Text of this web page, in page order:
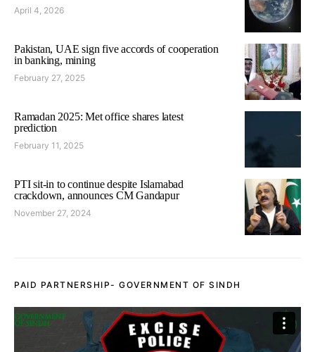
April 4, 2026
Pakistan, UAE sign five accords of cooperation
in banking, mining
February 27, 2025
Ramadan 2025: Met office shares latest
prediction
February 11, 2025
PTI sit-in to continue despite Islamabad
crackdown, announces CM Gandapur
November 27, 2024
PAID PARTNERSHIP- GOVERNMENT OF SINDH